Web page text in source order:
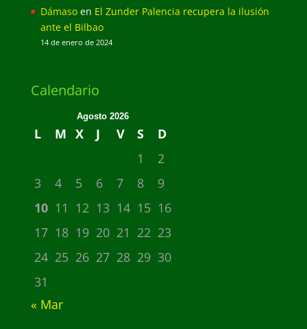
Dámasoen El Zunder Palencia recupera la ilusión
ante el Bilbao
14 de enero de 2024
Calendario
Agosto 2026
L M X J V S
D
1
2
3
4 5 6 7 8
9
10 11 12 13 14 15 16
17 18 19 20 21 22 23
24 25 26 27 28 29 30
31
« Mar